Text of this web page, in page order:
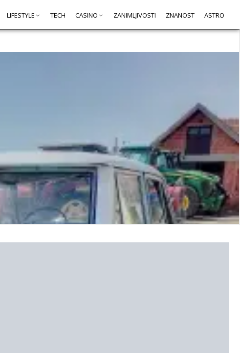
LIFESTYLE TECH CASINO ZANIMLJIVOSTI ZNANOST ASTRO